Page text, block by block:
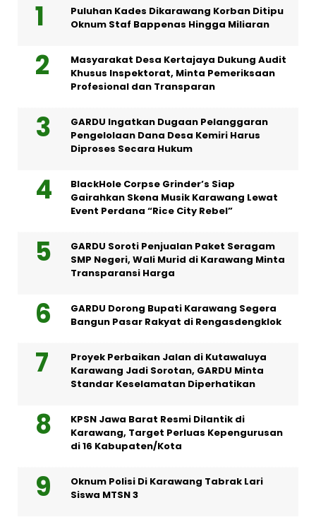
Puluhan Kades Dikarawang Korban Ditipu
Oknum Staf Bappenas Hingga Miliaran
Masyarakat Desa Kertajaya Dukung Audit
Khusus Inspektorat, Minta Pemeriksaan
Profesional dan Transparan
GARDU Ingatkan Dugaan Pelanggaran
Pengelolaan Dana Desa Kemiri Harus
Diproses Secara Hukum
BlackHole Corpse Grinder’s Siap
Gairahkan Skena Musik Karawang Lewat
Event Perdana “Rice City Rebel”
GARDU Soroti Penjualan Paket Seragam
SMP Negeri, Wali Murid di Karawang Minta
Transparansi Harga
GARDU Dorong Bupati Karawang Segera
Bangun Pasar Rakyat di Rengasdengklok
Proyek Perbaikan Jalan di Kutawaluya
Karawang Jadi Sorotan, GARDU Minta
Standar Keselamatan Diperhatikan
KPSN Jawa Barat Resmi Dilantik di
Karawang, Target Perluas Kepengurusan
di 16 Kabupaten/Kota
Oknum Polisi Di Karawang Tabrak Lari
Siswa MTSN 3